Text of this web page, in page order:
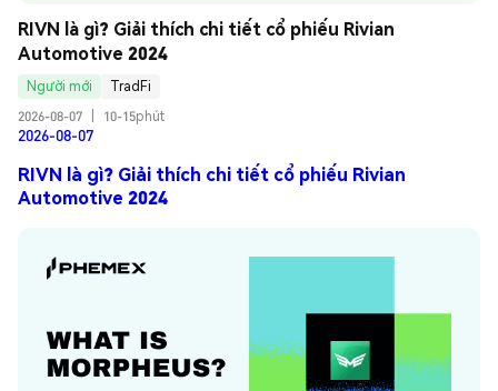
RIVN là gì? Giải thích chi tiết cổ phiếu Rivian
Automotive 2024
Người mới
TradFi
2026-08-07
10-15phút
2026-08-07
RIVN là gì? Giải thích chi tiết cổ phiếu Rivian
Automotive 2024